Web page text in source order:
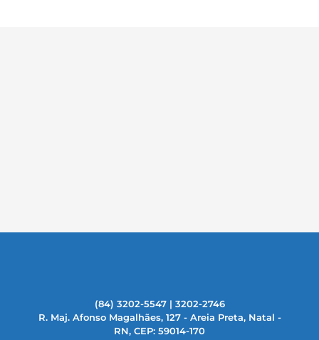
(84) 3202-5547 | 3202-2746
R. Maj. Afonso Magalhães, 127 - Areia Preta, Natal -
RN, CEP: 59014-170